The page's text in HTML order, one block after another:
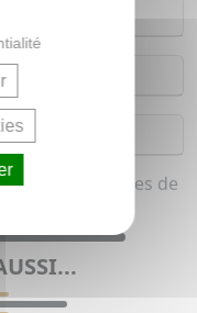
(Tous types de